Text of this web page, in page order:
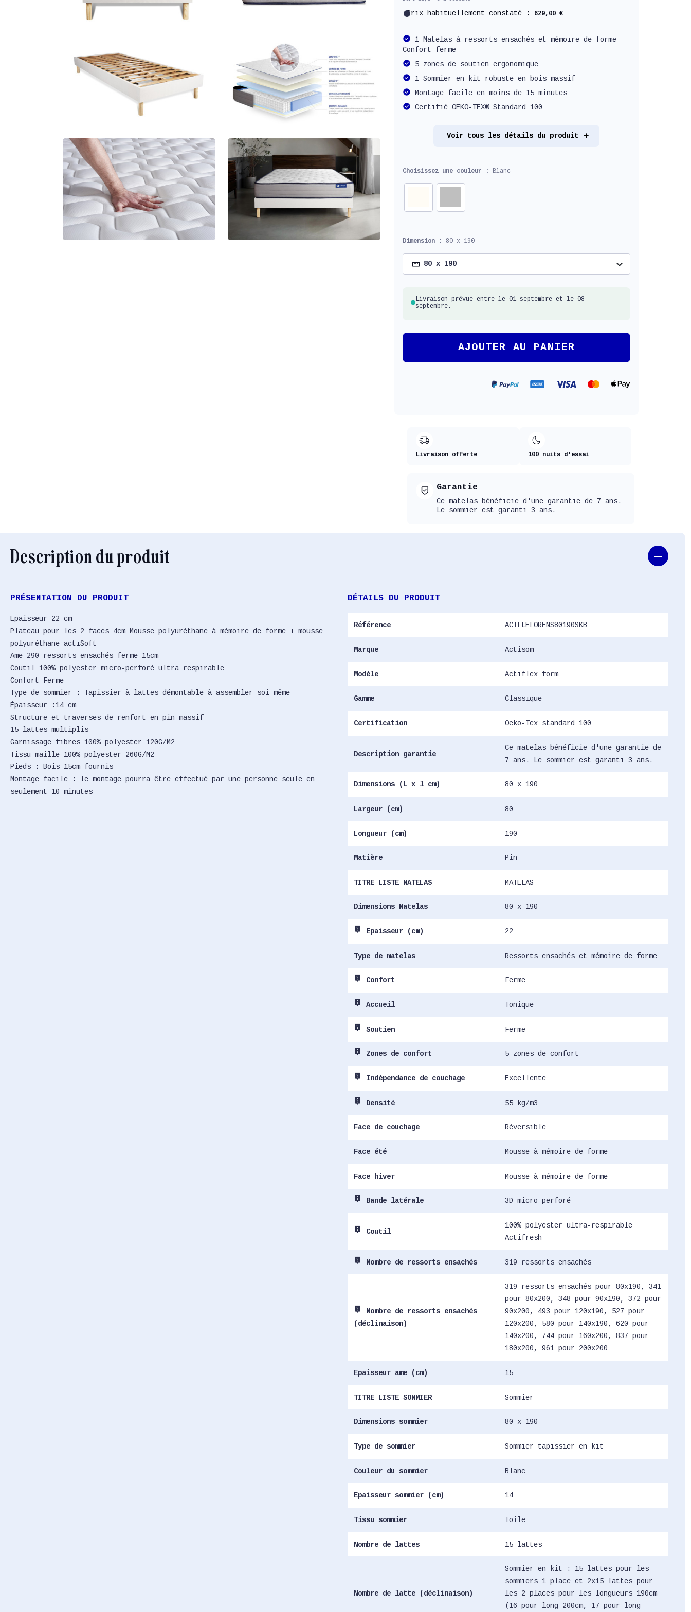
infoPrix habituellement constaté : 629,00 €
1 Matelas à ressorts ensachés et mémoire de forme -
Confort ferme
5 zones de soutien ergonomique
1 Sommier en kit robuste en bois massif
Montage facile en moins de 15 minutes
Certifié OEKO-TEX® Standard 100
Voir tous les détails du produit
Choisissez une couleur : Blanc
Dimension : 80 x 190
80 x 190 expand_more
Livraison prévue entre le 01 septembre et le 08
septembre.
AJOUTER AU PANIER
Livraison offerte 100 nuits d'essai
Garantie
Ce matelas bénéficie d'une garantie de 7 ans.
Le sommier est garanti 3 ans.
Description du produit
PRÉSENTATION DU PRODUIT
Epaisseur 22 cm
Plateau pour les 2 faces 4cm Mousse polyuréthane à mémoire de forme + mousse
polyuréthane actiSoft
Ame 290 ressorts ensachés ferme 15cm
Coutil 100% polyester micro-perforé ultra respirable
Confort Ferme
Type de sommier : Tapissier à lattes démontable à assembler soi même
Épaisseur :14 cm
Structure et traverses de renfort en pin massif
15 lattes multiplis
Garnissage fibres 100% polyester 120G/M2
Tissu maille 100% polyester 260G/M2
Pieds : Bois 15cm fournis
Montage facile : le montage pourra être effectué par une personne seule en
seulement 10 minutes
DÉTAILS DU PRODUIT
Référence ACTFLEFORENS80190SKB
Marque Actisom
Modèle Actiflex form
Gamme Classique
Certification Oeko-Tex standard 100
Description garantie
Ce matelas bénéficie d'une garantie de
7 ans. Le sommier est garanti 3 ans.
Dimensions (L x l cm) 80 x 190
Largeur (cm) 80
Longueur (cm) 190
Matière Pin
TITRE LISTE MATELAS MATELAS
Dimensions Matelas 80 x 190
live_help Epaisseur (cm) 22
Type de matelas Ressorts ensachés et mémoire de forme
live_help Confort Ferme
live_help Accueil Tonique
live_help Soutien Ferme
live_help Zones de confort 5 zones de confort
live_help Indépendance de couchage Excellente
live_help Densité 55 kg/m3
Face de couchage Réversible
Face été Mousse à mémoire de forme
Face hiver Mousse à mémoire de forme
live_help Bande latérale 3D micro perforé
live_help Coutil
100% polyester ultra-respirable
Actifresh
live_help Nombre de ressorts ensachés 319 ressorts ensachés
live_help
Nombre de ressorts ensachés
(déclinaison)
319 ressorts ensachés pour 80x190, 341
pour 80x200, 348 pour 90x190, 372 pour
90x200, 493 pour 120x190, 527 pour
120x200, 580 pour 140x190, 620 pour
140x200, 744 pour 160x200, 837 pour
180x200, 961 pour 200x200
Epaisseur ame (cm) 15
TITRE LISTE SOMMIER Sommier
Dimensions sommier 80 x 190
Type de sommier Sommier tapissier en kit
Couleur du sommier Blanc
Epaisseur sommier (cm) 14
Tissu sommier Toile
Nombre de lattes 15 lattes
Nombre de latte (déclinaison)
Sommier en kit : 15 lattes pour les
sommiers 1 place et 2x15 lattes pour
les 2 places pour les longueurs 190cm
(16 pour long 200cm, 17 pour long